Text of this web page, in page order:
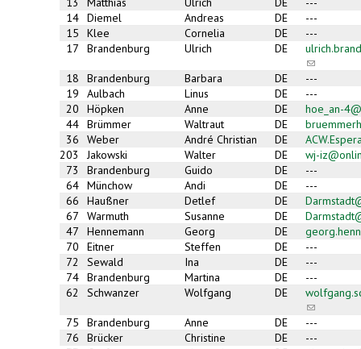
14 Diemel Andreas DE
---
15
Klee Cornelia DE
---
17
Brandenburg Ulrich DE
(link
sends
e-
mail)
18 Brandenburg Barbara DE
---
19
Aulbach Linus DE
---
20
Höpken Anne DE
hoe_an-
44 Brümmer Waltraut DE
36
Weber André Christian DE
203
Jakowski Walter DE
wj-
73
Brandenburg Guido DE
---
64 Münchow Andi DE
---
66
Haußner Detlef DE
67
Warmuth Susanne DE
47
Hennemann Georg DE
70
Eitner Steffen DE
---
72
Sewald Ina DE
---
74 Brandenburg Martina DE
---
62
Schwanzer Wolfgang DE
(link
sends
e-
75 Brandenburg Anne DE
---
76
Brücker Christine DE
---